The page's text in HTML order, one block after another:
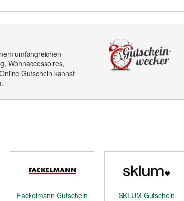
umfangreichen
Wohnaccessoires,
Gutschein kannst
Fackelmann Gutschein SKLUM Gutschein